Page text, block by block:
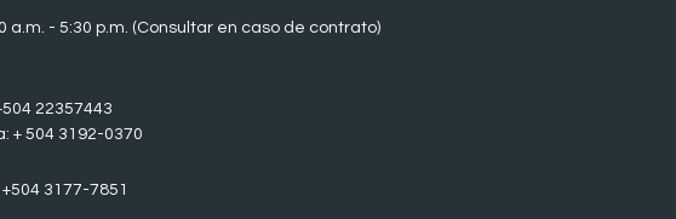
a.m. - 5:30 p.m. (Consultar en caso de contrato)
22357443
+ 504 3192-0370
3177-7851